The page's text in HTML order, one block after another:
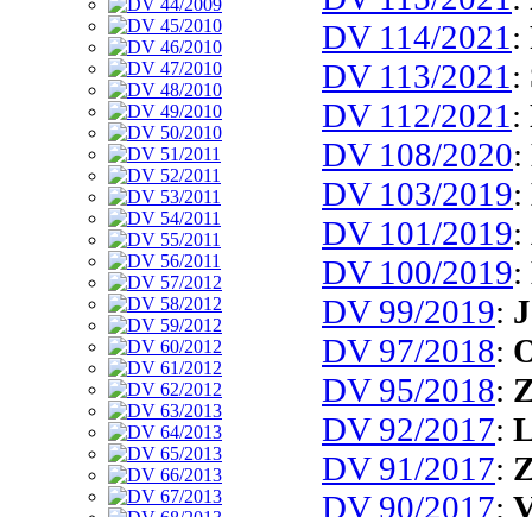
DV 114/2021 :
DV 113/2021 :
DV 112/2021 :
DV 108/2020:
DV 103/2019:
DV 101/2019:
DV 100/2019:
DV 99/2019:
DV 97/2018:
DV 95/2018:
DV 92/2017:
DV 91/2017:
DV 90/2017: